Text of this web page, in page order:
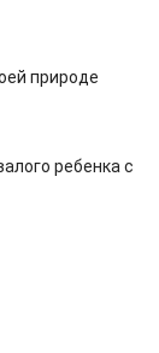
природе
ребенка с